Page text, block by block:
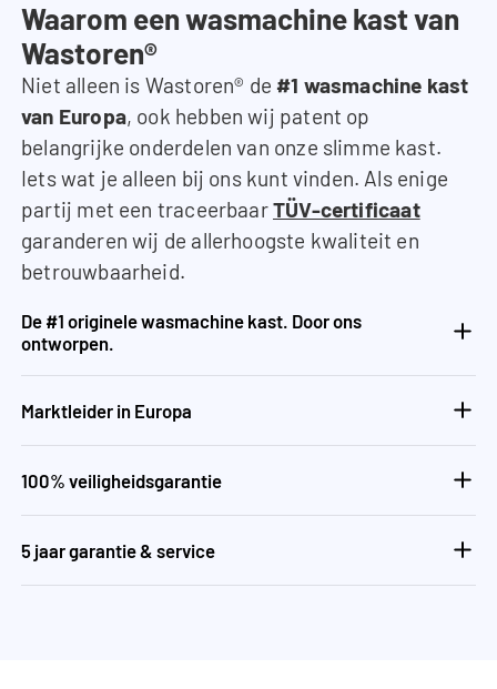
Waarom een wasmachine kast van
Wastoren®
Niet alleen is Wastoren® de #1 wasmachine kast
van Europa, ook hebben wij patent op
belangrijke onderdelen van onze slimme kast.
Iets wat je alleen bij ons kunt vinden. Als enige
partij met een traceerbaarTÜV-certificaat
garanderen wij de allerhoogste kwaliteit en
betrouwbaarheid.
De #1 originele wasmachine kast. Door ons
ontworpen.
Marktleider in Europa
100% veiligheidsgarantie
5 jaar garantie & service